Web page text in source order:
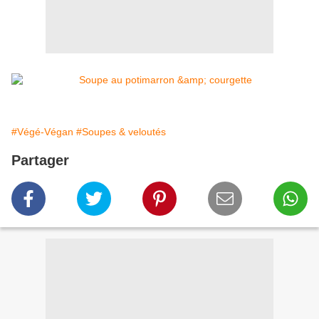
#Végé-Végan #Soupes & veloutés
Partager